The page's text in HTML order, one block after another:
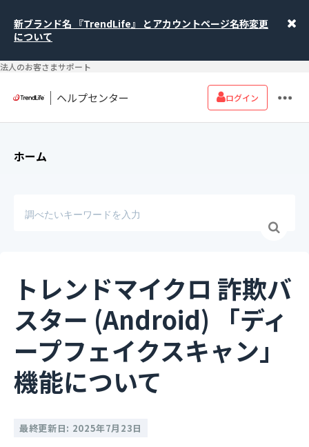
新ブランド名 『TrendLife』 とアカウントページ名称変更
について
法人のお客さまサポート
ヘルプセンター ログイン
ホーム
トレンドマイクロ 詐欺バ
スター (Android) 「ディ
ープフェイクスキャン」
機能について
最終更新日: 2025年7月23日